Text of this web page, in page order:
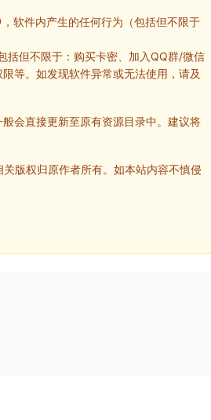
软件内产生的任何行为（包括但不限于
括但不限于：购买卡密、加入QQ群/微信
等。如发现软件异常或无法使用，请及
会直接更新至原有资源目录中。建议将
版权归原作者所有。如本站内容不慎侵